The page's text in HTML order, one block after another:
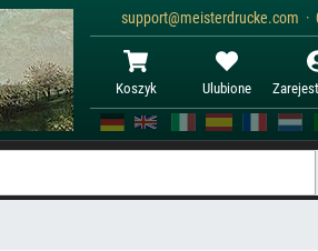
support@meisterdrucke.com ·
Koszyk Ulubione